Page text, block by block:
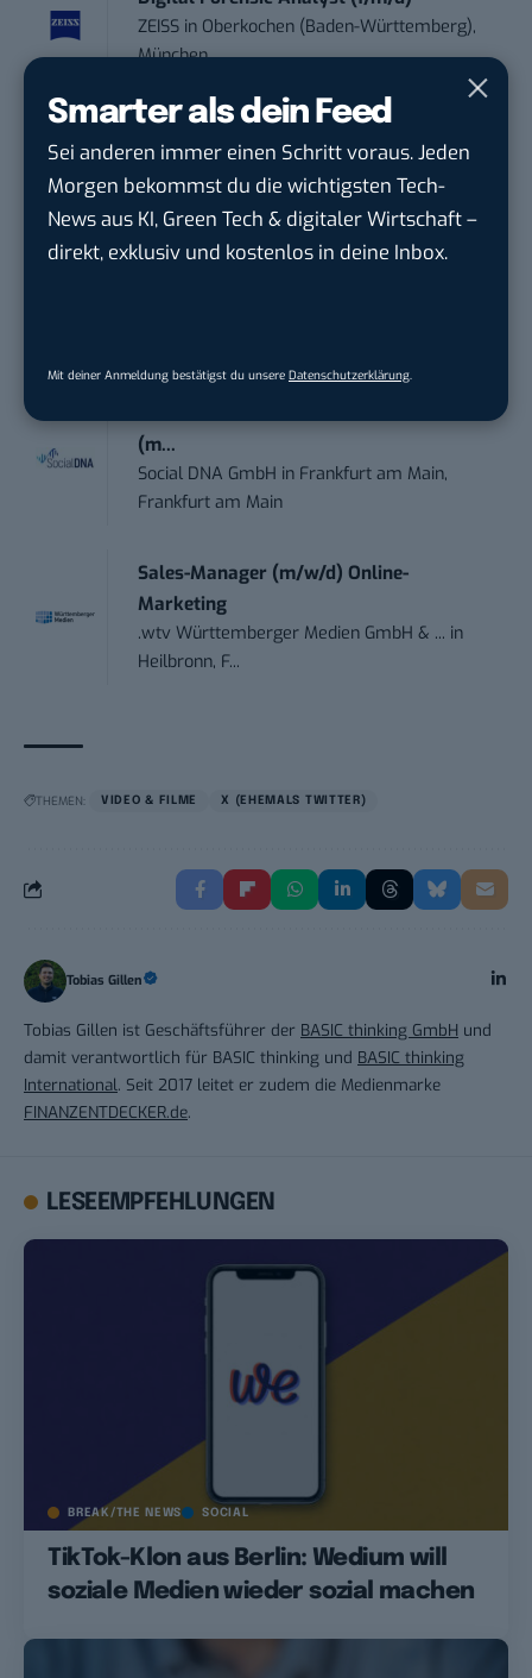
Smarter als dein Feed
Sei anderen immer einen Schritt voraus. Jeden
Morgen bekommst du die wichtigsten Tech-
News aus KI, Green Tech & digitaler Wirtschaft –
direkt, exklusiv und kostenlos in deine Inbox.
Mit deiner Anmeldung bestätigst du unsere Datenschutzerklärung
ZEISS in Oberkochen (Baden-Württemberg),
München
Social Media Manager (w/m/d)
ENERVIE - Südwestfalen Energie und Wasser
AGinHagen
Performance Marketing Manager
(m...
Social DNA GmbH in Frankfurt am Main,
Frankfurt am Main
Sales-Manager (m/w/d) Online-
Marketing
.wtv Württemberger Medien GmbH & ... in
Heilbronn, F...
THEMEN: VIDEO & FILME X (EHEMALS TWITTER)
Tobias Gillen
Tobias Gillen ist Geschäftsführer der BASIC thinking GmbH und
damit verantwortlich für BASIC thinking und BASIC thinking
International. Seit 2017 leitet er zudem die Medienmarke
FINANZENTDECKER.de.
LESEEMPFEHLUNGEN
BREAK/THE NEWS SOCIAL
TikTok-Klon aus Berlin: Wedium will
soziale Medien wieder sozial machen